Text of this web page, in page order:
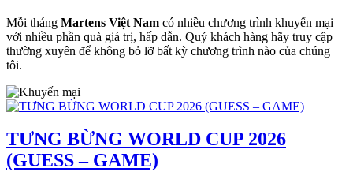
Mỗi tháng Martens Việt Nam có nhiều chương trình khuyến mại
với nhiều phần quà giá trị, hấp dẫn. Quý khách hàng hãy truy cập
thường xuyên để không bỏ lỡ bất kỳ chương trình nào của chúng
tôi.
TƯNG BỪNG WORLD CUP 2026
(GUESS – GAME)